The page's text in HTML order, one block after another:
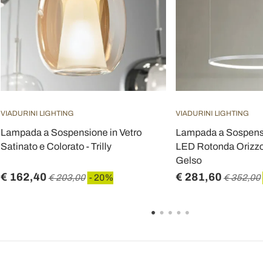
VIADURINI LIGHTING
Lampada a Sospensione in Vetro
Satinato e Colorato - Trilly
€ 162,40 € 203,00 - 20%
VIADURINI LIGHTING
Lampada a
LED Rotonda
Gelso
€ 281,60 € 352,00